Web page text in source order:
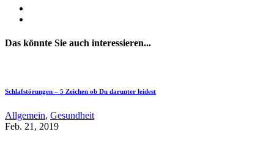
Das könnte Sie auch interessieren...
Schlafstörungen – 5 Zeichen ob Du darunter leidest
Allgemein, Gesundheit
Feb. 21, 2019